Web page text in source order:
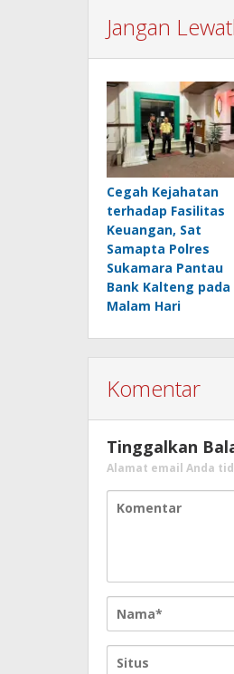
Jangan
Cegah Kejahatan
terhadap Fasilitas
Keuangan, Sat
Samapta Polres
Sukamara Pantau
Bank Kalteng pada
Malam Hari
Komentar
Tinggalkan
Alamat email Anda